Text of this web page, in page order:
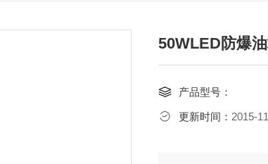
50WLED防爆
产品型号：
更新时间： 2015-